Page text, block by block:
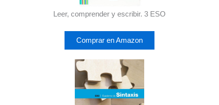
Leer, comprender y escribir. 3 ESO
Comprar en Amazon